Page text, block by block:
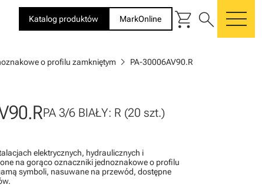
Katalog produktów MarkOnline shopping_cart search
o profilu zamkniętym chevron_right PA-30006AV90.R
PA 3/6 BIAŁY: R (20 szt.)
elektrycznych, hydraulicznych i
na gorąco oznaczniki jednoznakowe o profilu
symboli, nasuwane na przewód, dostępne